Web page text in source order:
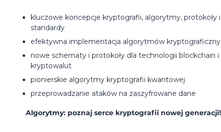
kluczowe koncepcje kryptografii, algorytmy, protokoły i
standardy
efektywna implementacja algorytmów
nowe schematy i protokoły dla technologii blockchain i
kryptowalut
pionierskie algorytmy kryptografii kwantowej
przeprowadzanie ataków na zaszyfrowane dane
Algorytmy: poznaj serce kryptografii nowej generacji!